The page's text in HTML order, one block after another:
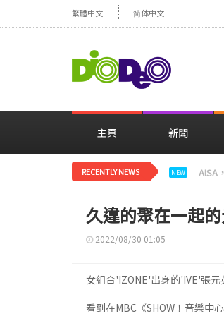
繁體中文 简体中文
主頁 新聞
RECENTLY NEWS NEW
久違的聚在一起
2022/08/30 01:05
女組合'IZONE'出身的'IVE'張
看到在MBC《SHOW！音樂中